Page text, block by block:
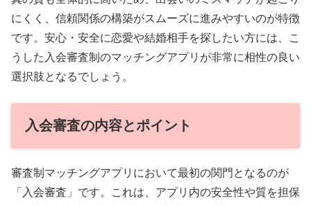
にくく、信頼関係の構築がスムーズに進みやすいのが特徴
です。安心・安全に恋愛や結婚相手を探したい方には、こ
うした入会審査制のマッチングアプリが非常に相性の良い
選択肢となるでしょう。
入会審査の内容とポイント
審査制マッチングアプリにおいて最初の関門となるのが
「入会審査」です。これは、アプリ内の安全性や質を担保